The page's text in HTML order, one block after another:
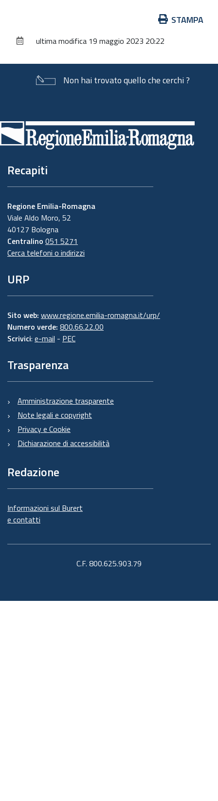
documento
STAMPA
ultima modifica 19 maggio 2023 20:22
Non hai trovato quello che cerchi ?
di
pagina
Recapiti
Regione Emilia-Romagna
Viale Aldo Moro, 52
40127 Bologna
Centralino 051 5271
Cerca telefoni o indirizzi
URP
Sito web: www.regione.emilia-romagna.it/urp/
Numero verde: 800.66.22.00
Scrivici: e-mail - PEC
Trasparenza
Amministrazione trasparente
Note legali e copyright
Privacy e Cookie
Dichiarazione di accessibilità
Redazione
Informazioni sul Burert
e contatti
C.F. 800.625.903.79